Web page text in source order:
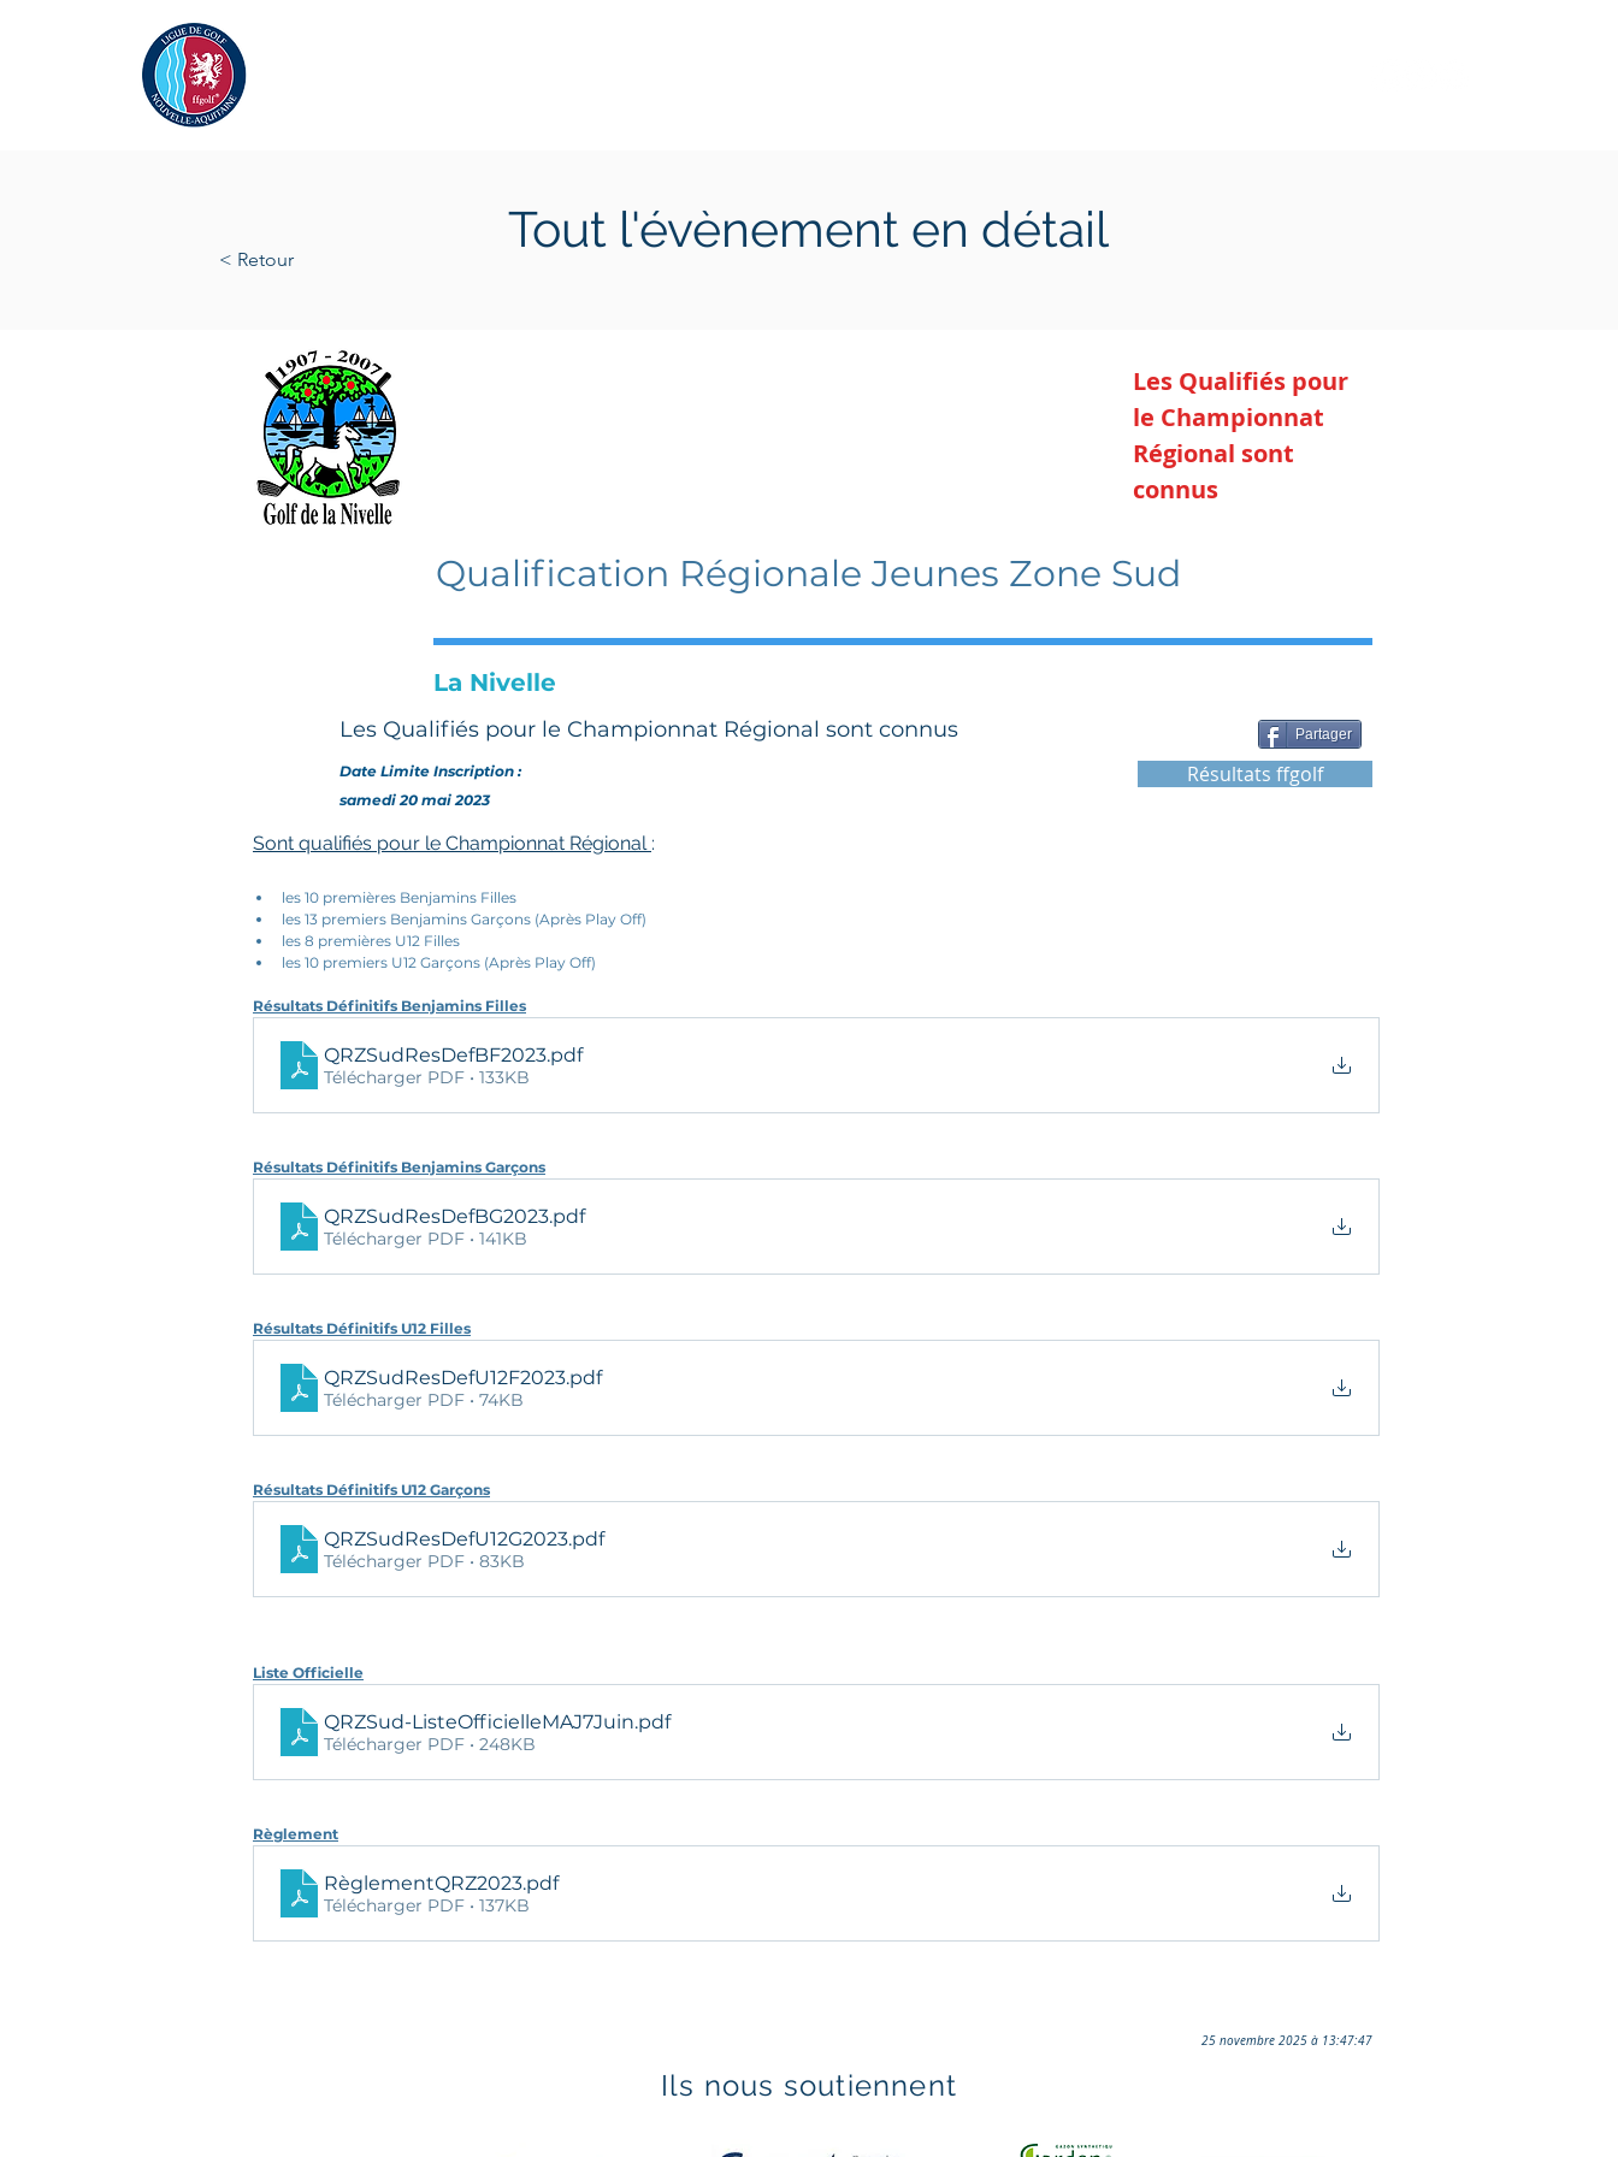
Tout l'évènement en détail
< Retour
Les Qualifiés pour
le Championnat
Régional sont
connus
Qualification Régionale Jeunes Zone Sud
La Nivelle
Les Qualifiés pour le Championnat Régional sont connus
Date Limite Inscription :
samedi 20 mai 2023
Partager
Résultats ffgolf
Sont qualifiés pour le Championnat Régional :
les 10 premières Benjamins Filles
les 13 premiers Benjamins Garçons (Après Play Off)
les 8 premières U12 Filles
les 10 premiers U12 Garçons (Après Play Off)
Résultats Définitifs Benjamins Filles
QRZSudResDefBF2023.pdf
Télécharger PDF • 133KB
Résultats Définitifs Benjamins Garçons
QRZSudResDefBG2023.pdf
Télécharger PDF • 141KB
Résultats Définitifs U12 Filles
QRZSudResDefU12F2023.pdf
Télécharger PDF • 74KB
Résultats Définitifs U12 Garçons
QRZSudResDefU12G2023.pdf
Télécharger PDF • 83KB
Liste Officielle
QRZSud-ListeOfficielleMAJ7Juin.pdf
Télécharger PDF • 248KB
Règlement
RèglementQRZ2023.pdf
Télécharger PDF • 137KB
25 novembre 2025 à 13:47:47
Ils nous soutiennent